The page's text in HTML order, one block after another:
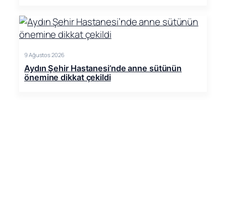
9 Ağustos 2026
Aydın Şehir Hastanesi’nde anne sütünün
önemine dikkat çekildi